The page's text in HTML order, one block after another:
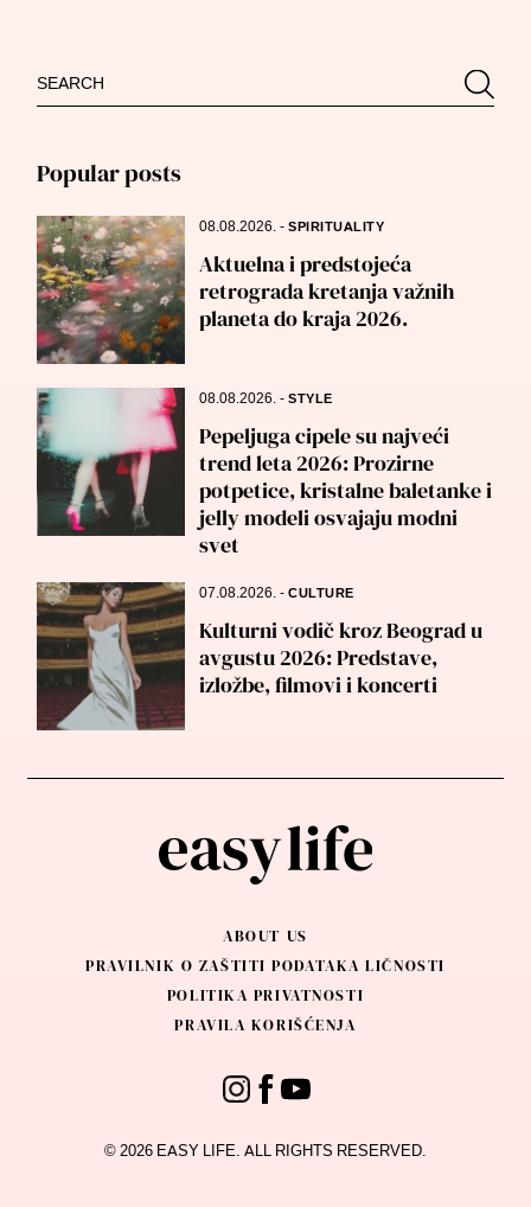
Search
for:
Popular posts
08.08.2026.-SPIRITUALITY
Aktuelna i predstojeća
retrograda kretanja važnih
planeta do kraja 2026.
08.08.2026.-STYLE
Pepeljuga cipele su najveći
trend leta 2026: Prozirne
potpetice, kristalne baletanke i
jelly modeli osvajaju modni
svet
07.08.2026.-CULTURE
Kulturni vodič kroz Beograd u
avgustu 2026: Predstave,
izložbe, filmovi i koncerti
ABOUT US
PRAVILNIK O ZAŠTITI PODATAKA LIČNOSTI
POLITIKA PRIVATNOSTI
PRAVILA KORIŠĆENJA
© 2026 EASY LIFE. ALL RIGHTS RESERVED.